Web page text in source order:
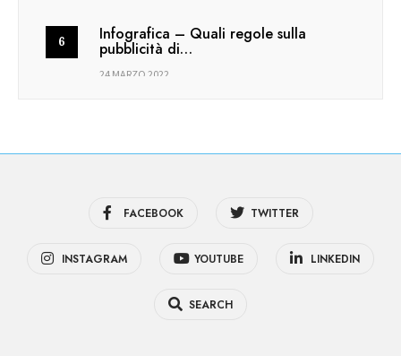
Infografica – Quali regole sulla
pubblicità di…
24 MARZO 2022
FACEBOOK TWITTER
INSTAGRAM YOUTUBE LINKEDIN
SEARCH